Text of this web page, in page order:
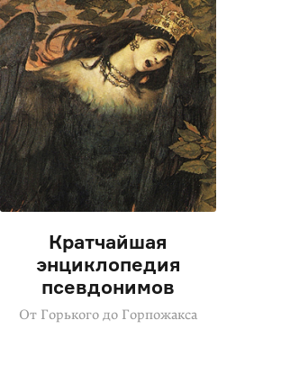
Кратчайшая
энциклопедия
псевдонимов
От Горького до Горпожакса